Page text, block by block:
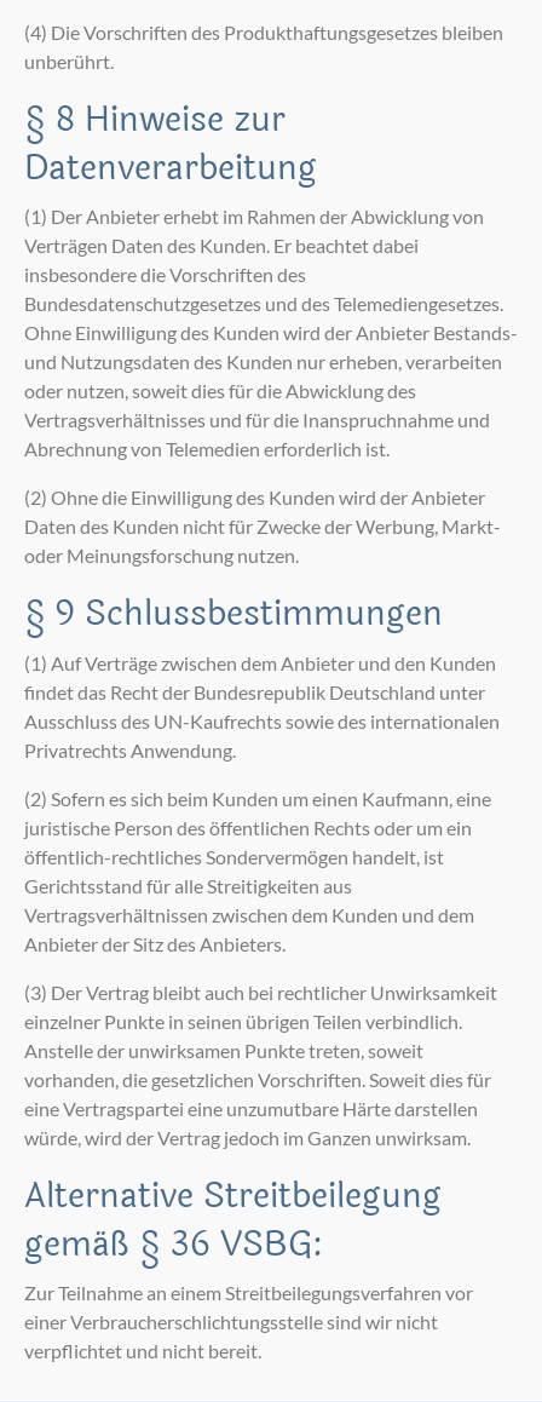
(4) Die Vorschriften des Produkthaftungsgesetzes bleiben
unberührt.
§ 8 Hinweise zur
Datenverarbeitung
(1) Der Anbieter erhebt im Rahmen der Abwicklung von
Verträgen Daten des Kunden. Er beachtet dabei
insbesondere die Vorschriften des
Bundesdatenschutzgesetzes und des Telemediengesetzes.
Ohne Einwilligung des Kunden wird der Anbieter Bestands-
und Nutzungsdaten des Kunden nur erheben, verarbeiten
oder nutzen, soweit dies für die Abwicklung des
Vertragsverhältnisses und für die Inanspruchnahme und
Abrechnung von Telemedien erforderlich ist.
(2) Ohne die Einwilligung des Kunden wird der Anbieter
Daten des Kunden nicht für Zwecke der Werbung, Markt-
oder Meinungsforschung nutzen.
§ 9 Schlussbestimmungen
(1) Auf Verträge zwischen dem Anbieter und den Kunden
findet das Recht der Bundesrepublik Deutschland unter
Ausschluss des UN-Kaufrechts sowie des internationalen
Privatrechts Anwendung.
(2) Sofern es sich beim Kunden um einen Kaufmann, eine
juristische Person des öffentlichen Rechts oder um ein
öffentlich-rechtliches Sondervermögen handelt, ist
Gerichtsstand für alle Streitigkeiten aus
Vertragsverhältnissen zwischen dem Kunden und dem
Anbieter der Sitz des Anbieters.
(3) Der Vertrag bleibt auch bei rechtlicher Unwirksamkeit
einzelner Punkte in seinen übrigen Teilen verbindlich.
Anstelle der unwirksamen Punkte treten, soweit
vorhanden, die gesetzlichen Vorschriften. Soweit dies für
eine Vertragspartei eine unzumutbare Härte darstellen
würde, wird der Vertrag jedoch im Ganzen unwirksam.
Alternative Streitbeilegung
gemäß § 36 VSBG:
Zur Teilnahme an einem Streitbeilegungsverfahren vor
einer Verbraucherschlichtungsstelle sind wir nicht
verpflichtet und nicht bereit.